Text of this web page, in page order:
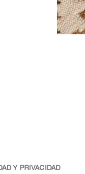
Y PRIVACIDAD